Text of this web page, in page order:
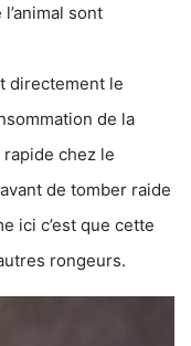
sont
directement le
de la
chez le
de tomber raide
ici c’est que cette
rongeurs.